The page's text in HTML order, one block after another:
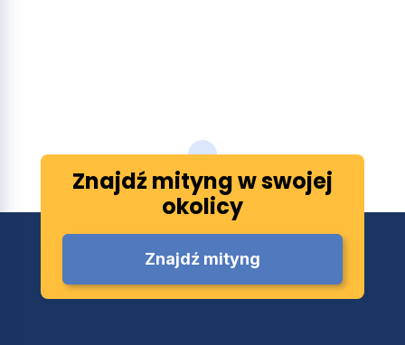
Znajdź mityng w swojej
okolicy
Znajdź mityng